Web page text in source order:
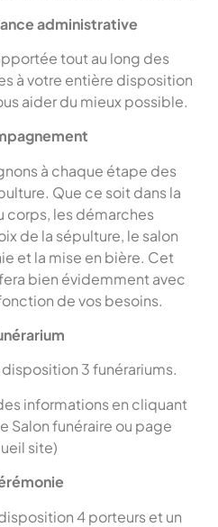
administrative
tout au long des
à votre entière disposition
aider du mieux possible.
à chaque étape des
Que ce soit dans la
corps, les démarches
de la sépulture, le salon
et la mise en bière. Cet
bien évidemment avec
de vos besoins.
3 funérariums.
informations en cliquant
Salon funéraire ou page
site)
4 porteurs et un